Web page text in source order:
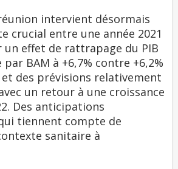
intervient désormais
crucial entre une année 2021
un effet de rattrapage du PIB
par BAM à +6,7% contre +6,2%
des prévisions relativement
un retour à une croissance
Des anticipations
tiennent compte de
sanitaire à